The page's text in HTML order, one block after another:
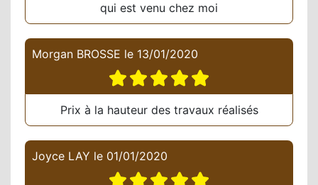
qui est venu chez moi
Morgan BROSSE le 13/01/2020
Prix à la hauteur des travaux réalisés
Joyce LAY le 01/01/2020